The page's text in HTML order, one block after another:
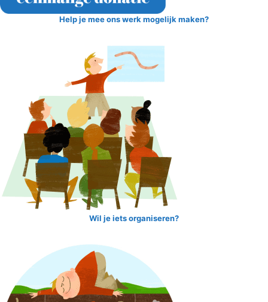
Help je mee ons werk mogelijk maken?
Wil je iets organiseren?